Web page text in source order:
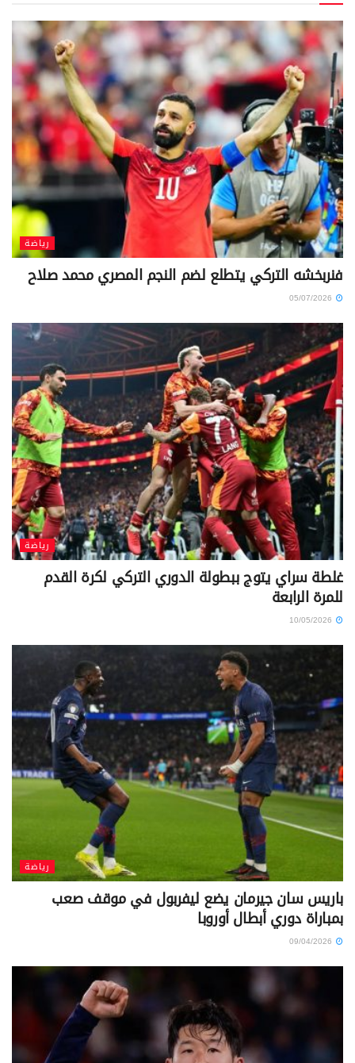
رياضة
فنربخشه التركي يتطلع لضم النجم المصري محمد صلاح
رياضة
غلطة سراي يتوج ببطولة الدوري التركي لكرة القدم
للمرة الرابعة
رياضة
باريس سان جيرمان يضع ليفربول في موقف صعب
بمباراة دوري أبطال أوروبا